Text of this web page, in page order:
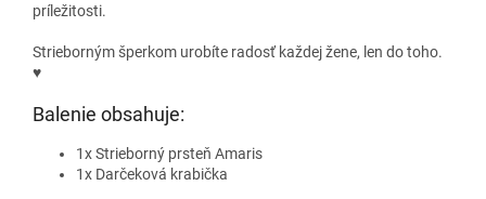
príležitosti.
Strieborným šperkom urobíte radosť každej žene, len do toho.
♥
Balenie obsahuje:
1x Strieborný prsteň Amaris
1x Darčeková krabička